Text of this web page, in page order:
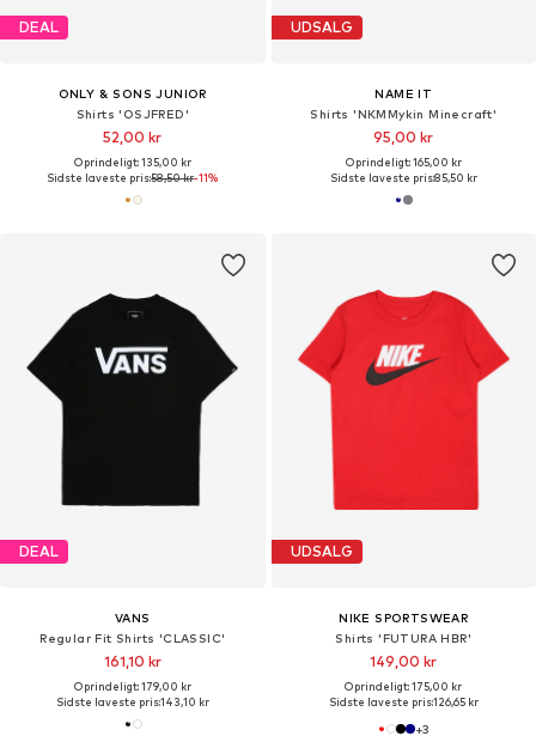
DEAL
ONLY & SONS JUNIOR
Shirts 'OSJFRED'
52,00 kr
Oprindeligt: 135,00 kr
Sidste laveste pris:58,50 kr-11%
UDSALG
NAME IT
Shirts 'NKMMykin Minecraft'
95,00 kr
Oprindeligt: 165,00 kr
Sidste laveste pris:85,50 kr
DEAL
VANS
Regular Fit Shirts 'CLASSIC'
161,10 kr
Oprindeligt: 179,00 kr
Sidste laveste pris:143,10 kr
UDSALG
NIKE SPORTSWEAR
Shirts 'FUTURA HBR'
149,00 kr
Oprindeligt: 175,00 kr
Sidste laveste pris:126,65 kr
+3